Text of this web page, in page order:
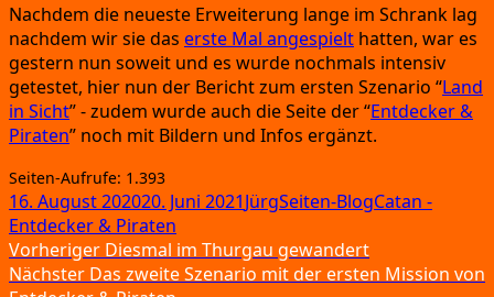
Nach­dem die neu­es­te Erwei­te­rung lan­ge im Schrank lag
nach­dem wir sie das ers­te Mal ange­spielt hat­ten, war es
ges­tern nun soweit und es wur­de noch­mals inten­siv
getes­tet, hier nun der Bericht zum ers­ten Sze­na­rio “Land
in Sicht”- zudem wur­de auch die Sei­te der“Ent­de­cker&
Pira­ten” noch mit Bil­dern und Infos ergänzt.
Sei­ten-Auf­ru­fe: 1.393
Veröffentlicht
am
16. August 202020. Juni 2021Autor
JürgKategorien
Seiten-BlogSchlagwörter
Catan -
Entdecker & Piraten
Beitragsnavigation
Vorheriger Vorheriger
Beitrag:
Diesmal im Thurgau gewandert
Nächster Nächster
Das zweite Szenario mit der ersten Mission von